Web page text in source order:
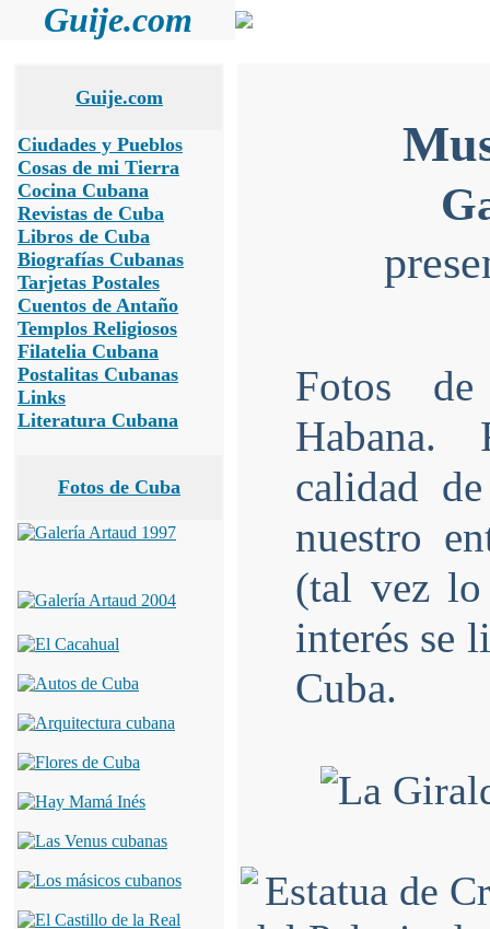
Guije.com
Guije.com
Ciudades y Pueblos
Cosas de mi Tierra
Cocina Cubana
Revistas de Cuba
Libros de Cuba
Biografías Cubanas
Tarjetas Postales
Cuentos de Antaño
Templos Religiosos
Filatelia Cubana
Postalitas Cubanas
Links
Literatura Cubana
Fotos de Cuba
Fotos
Habana.
calidad
nuestro
(tal vez lo
interés se
Cuba.